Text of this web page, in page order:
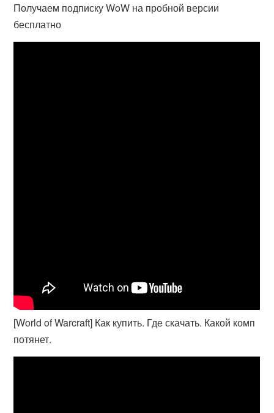
Получаем подписку WoW на пробной версии
бесплатно
[World of Warcraft] Как купить. Где скачать. Какой комп
потянет.